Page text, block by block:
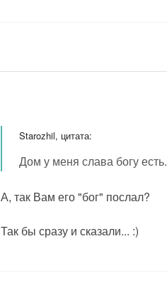
Starozhil, цитата:
Дом у меня слава богу есть.
А, так Вам его "бог" послал?
Так бы сразу и сказали... :)